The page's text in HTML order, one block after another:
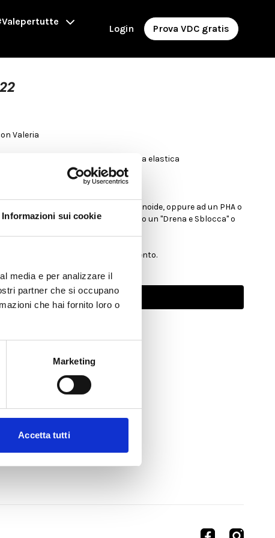
Informazioni sui cookie
media e per analizzare il
partner che si occupano
che hai fornito loro o
Marketing
Accetta tutti
Login Prova VDC gratis
con Valeria
yoga, cavigliere, pilates ball, banda elastica
ad un WO biotipo Androide o Ginoide, oppure ad un PHA o
Fai seguire sempre lo stretching o un "Drena e Sblocca" o
di eseguirlo come primo allenamento.
Abbonati per guardare